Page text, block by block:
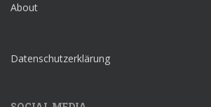
About
Datenschutzerklärung